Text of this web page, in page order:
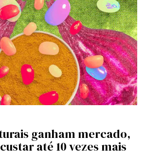
ganham mercado,
até 10 vezes mais